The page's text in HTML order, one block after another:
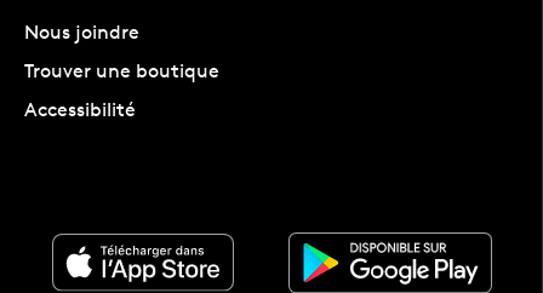
Nous joindre
Trouver une boutique
Accessibilité